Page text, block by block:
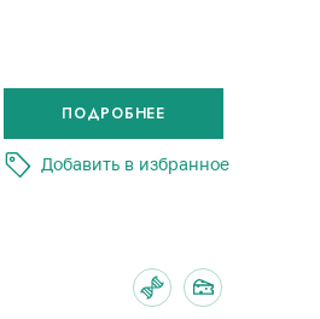
Добавить в избранное